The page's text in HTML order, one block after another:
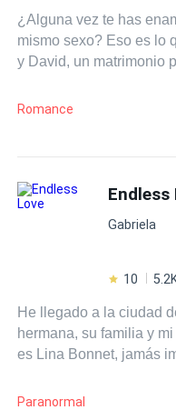
¿Alguna vez te has
mismo sexo? Eso es lo
y David, un matrimonio
Mane, el hombre de la
David ni siquiera sabe
vidas?
Romance
Endless
Gabriela
10
He llegado a la ciudad
hermana, su familia y mi
es Lina Bonnet, jamás
parece imposible. La
Paranormal